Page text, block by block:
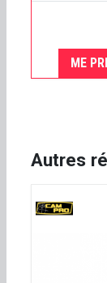
ME
Autres